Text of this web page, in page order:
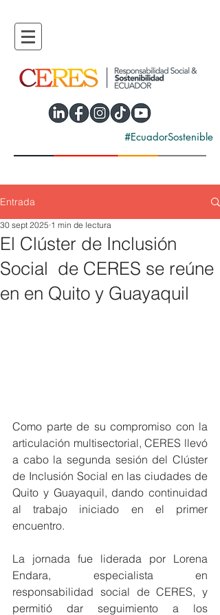
#EcuadorSostenible
Entrada
El Clúster de Inclusión
Social de CERES se reúne
en en Quito y Guayaquil
30 sept 2025 1 min de lectura
Como parte de su compromiso con la
articulación multisectorial, CERES llevó
a cabo la segunda sesión del Clúster
de Inclusión Social en las ciudades de
Quito y Guayaquil, dando continuidad
al trabajo iniciado en el primer
encuentro.
La jornada fue liderada por Lorena
Endara, especialista en
responsabilidad social de CERES, y
permitió dar seguimiento a los